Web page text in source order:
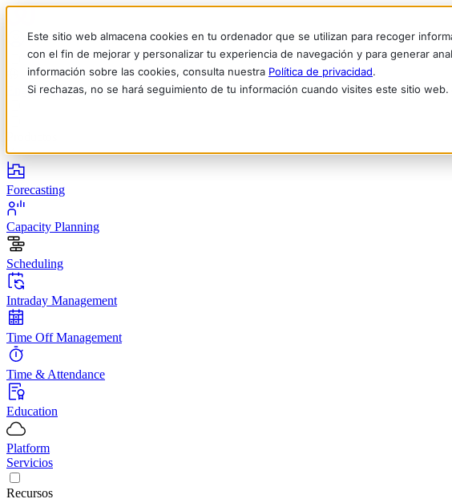
Este sitio web almacena cookies en tu ordenador que se utilizan para recoger
con el fin de mejorar y personalizar tu experiencia de navegación y para generar
información sobre las cookies, consulta nuestra Política de privacidad.
Si rechazas, no se hará seguimiento de tu información cuando visites este sitio
EnglishDeutsch FrançaisEspañolItaliano
Forecasting
Capacity Planning
Scheduling
Intraday Management
Time Off Management
Time & Attendance
Education
Platform
Servicios
Recursos